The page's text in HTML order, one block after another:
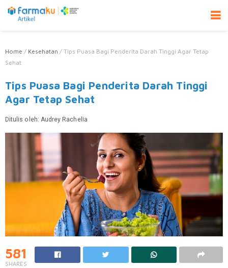
Home / Kesehatan / Tips Puasa Bagi Penderita Darah Tinggi Agar Tetap
Sehat
Tips Puasa Bagi Penderita Darah Tinggi
Agar Tetap Sehat
Ditulis oleh: Audrey Rachelia
581
SHARES